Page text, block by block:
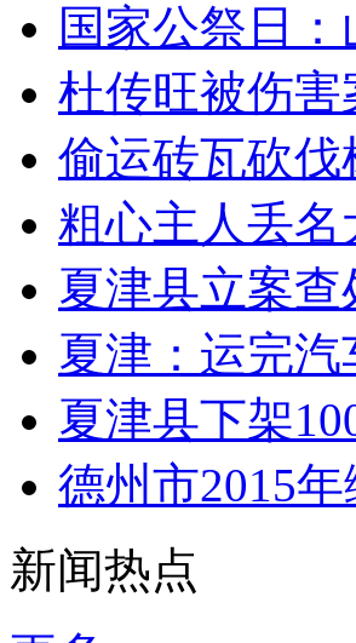
国家公祭日
杜传旺被伤害
偷运砖瓦砍
粗心主人丢
夏津县立案
夏津：运完
夏津县下架
德州市2015
新闻热点